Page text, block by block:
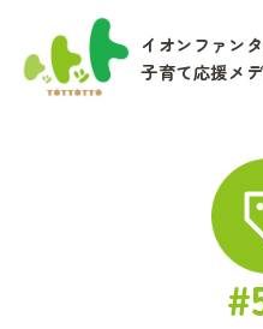
イオンファン
子育て応援メ
カテゴリ